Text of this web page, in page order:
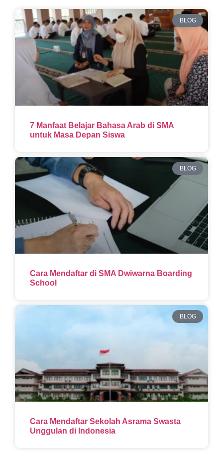
BLOG
7 Manfaat Belajar Bahasa Arab di SMA
untuk Masa Depan Siswa
BLOG
Cara Mendaftar di SMA Dwiwarna Boarding
School
BLOG
Cara Mendaftar Sekolah Asrama Swasta
Unggulan di Indonesia